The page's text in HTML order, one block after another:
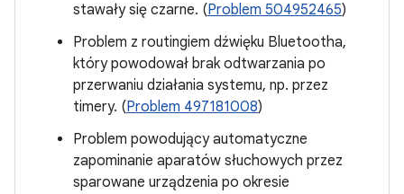
stawały się czarne. (Problem 504952465)
Problem z routingiem dźwięku Bluetootha,
który powodował brak odtwarzania po
przerwaniu działania systemu, np. przez
timery. (Problem 497181008)
Problem powodujący automatyczne
zapominanie aparatów słuchowych przez
sparowane urządzenia po okresie